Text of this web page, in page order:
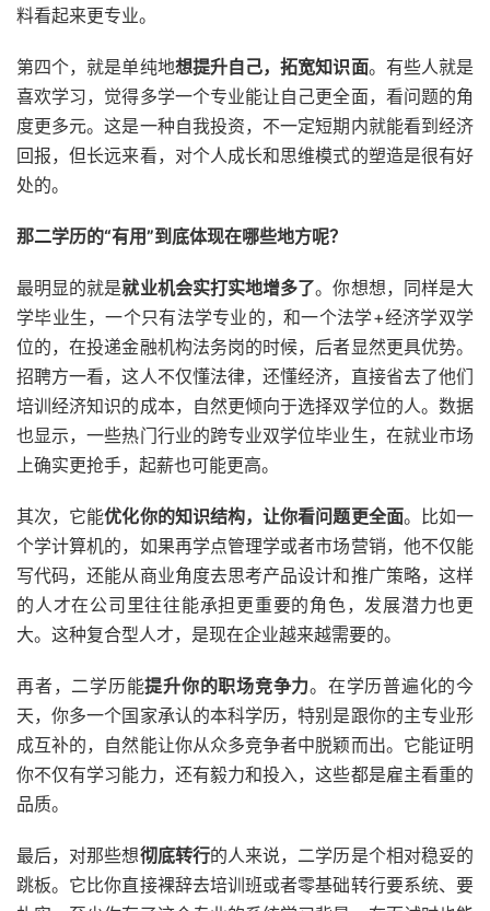
料看起来更专业。
第四个，就是单纯地想提升自己，拓宽知识面。有些人就是
喜欢学习，觉得多学一个专业能让自己更全面，看问题的角
度更多元。这是一种自我投资，不一定短期内就能看到经济
回报，但长远来看，对个人成长和思维模式的塑造是很有好
处的。
那二学历的“有用”到底体现在哪些地方呢？
最明显的就是就业机会实打实地增多了。你想想，同样是大
学毕业生，一个只有法学专业的，和一个法学+经济学双学
位的，在投递金融机构法务岗的时候，后者显然更具优势。
招聘方一看，这人不仅懂法律，还懂经济，直接省去了他们
培训经济知识的成本，自然更倾向于选择双学位的人。数据
也显示，一些热门行业的跨专业双学位毕业生，在就业市场
上确实更抢手，起薪也可能更高。
其次，它能优化你的知识结构，让你看问题更全面。比如一
个学计算机的，如果再学点管理学或者市场营销，他不仅能
写代码，还能从商业角度去思考产品设计和推广策略，这样
的人才在公司里往往能承担更重要的角色，发展潜力也更
大。这种复合型人才，是现在企业越来越需要的。
再者，二学历能提升你的职场竞争力。在学历普遍化的今
天，你多一个国家承认的本科学历，特别是跟你的主专业形
成互补的，自然能让你从众多竞争者中脱颖而出。它能证明
你不仅有学习能力，还有毅力和投入，这些都是雇主看重的
品质。
最后，对那些想彻底转行的人来说，二学历是个相对稳妥的
跳板。它比你直接裸辞去培训班或者零基础转行要系统、要